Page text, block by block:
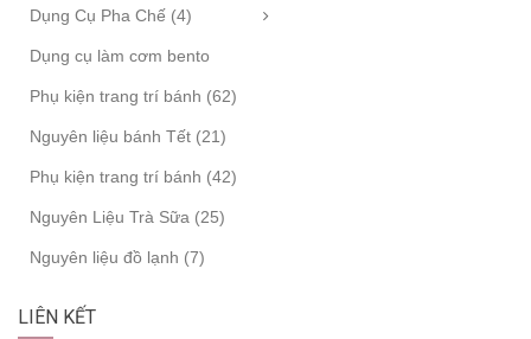
Dụng Cụ Pha Chế (4)
Dụng cụ làm cơm bento
Phụ kiện trang trí bánh (62)
Nguyên liệu bánh Tết (21)
Phụ kiện trang trí bánh (42)
Nguyên Liệu Trà Sữa (25)
Nguyên liệu đồ lạnh (7)
LIÊN KẾT